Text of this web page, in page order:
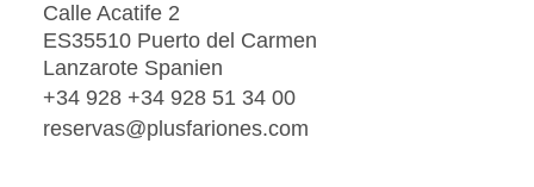
Calle Acatife 2
ES35510 Puerto del Carmen
Lanzarote Spanien
+34 928 +34 928 51 34 00
reservas@plusfariones.com